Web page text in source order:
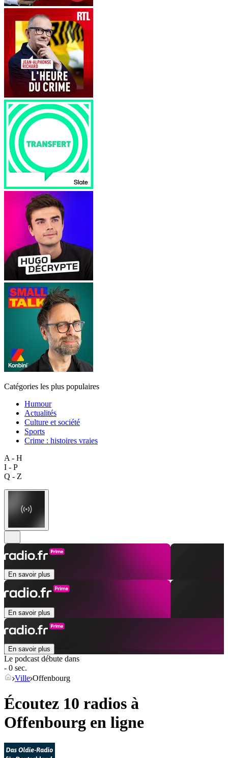
Catégories les plus populaires
Humour
Actualités
Culture et société
Sports
Crime : histoires vraies
A - H
I - P
Q - Z
En savoir plus
En savoir plus
En savoir plus
Le podcast débute dans
- 0 sec.
Ville Offenbourg
Écoutez 10 radios à
Offenbourg en ligne